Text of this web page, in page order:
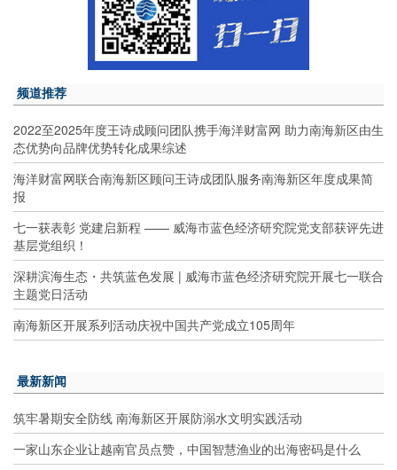
频道推荐
2022至2025年度王诗成顾问团队携手海洋财富网 助力南海新区由生
态优势向品牌优势转化成果综述
海洋财富网联合南海新区顾问王诗成团队服务南海新区年度成果简
报
七一获表彰 党建启新程 —— 威海市蓝色经济研究院党支部获评先进
基层党组织！
深耕滨海生态・共筑蓝色发展 | 威海市蓝色经济研究院开展七一联合
主题党日活动
南海新区开展系列活动庆祝中国共产党成立105周年
最新新闻
筑牢暑期安全防线 南海新区开展防溺水文明实践活动
一家山东企业让越南官员点赞，中国智慧渔业的出海密码是什么